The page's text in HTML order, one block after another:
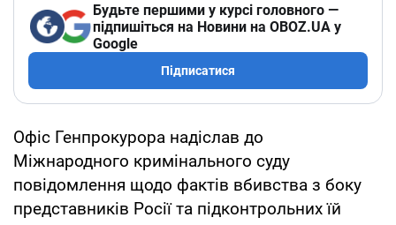
Будьте першими у курсі головного —
підпишіться на Новини на OBOZ.UA у
Google
Підписатися
Офіс Генпрокурора надіслав до
Міжнародного кримінального суду
повідомлення щодо фактів вбивства з боку
представників Росії та підконтрольних їй